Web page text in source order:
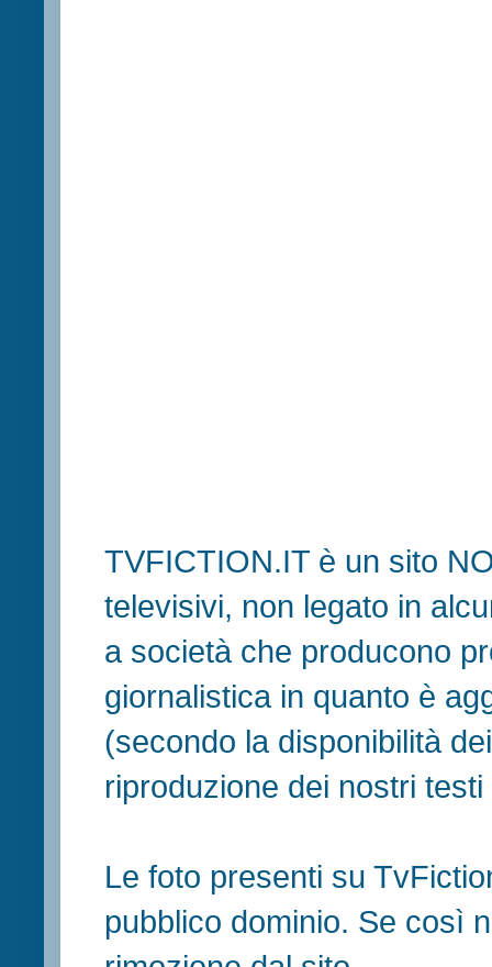
TVFICTION.IT è un sito
televisivi, non legato in
a società che producono
giornalistica in quanto è
(secondo la disponibilità
riproduzione dei nostri
Le foto presenti su
pubblico dominio. Se così